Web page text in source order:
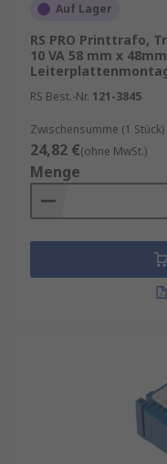
Auf Lager
RS PRO Printtrafo,
10 VA 58 mm x
RS Best.-Nr. 121-3845
Zwischensumme (1 Stück)
24,82 €(ohne MwSt.)
Menge